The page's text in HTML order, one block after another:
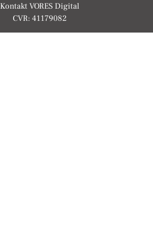
Kontakt VORES Digital
CVR: 41179082